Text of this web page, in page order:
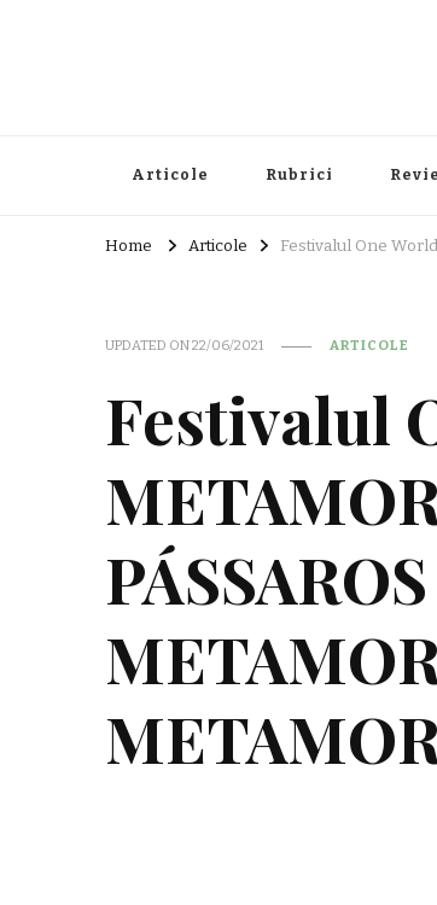
Articole Rubrici
Home Articole Festivalul One World
UPDATED ON22/06/2021 ARTICOLE
Festivalul